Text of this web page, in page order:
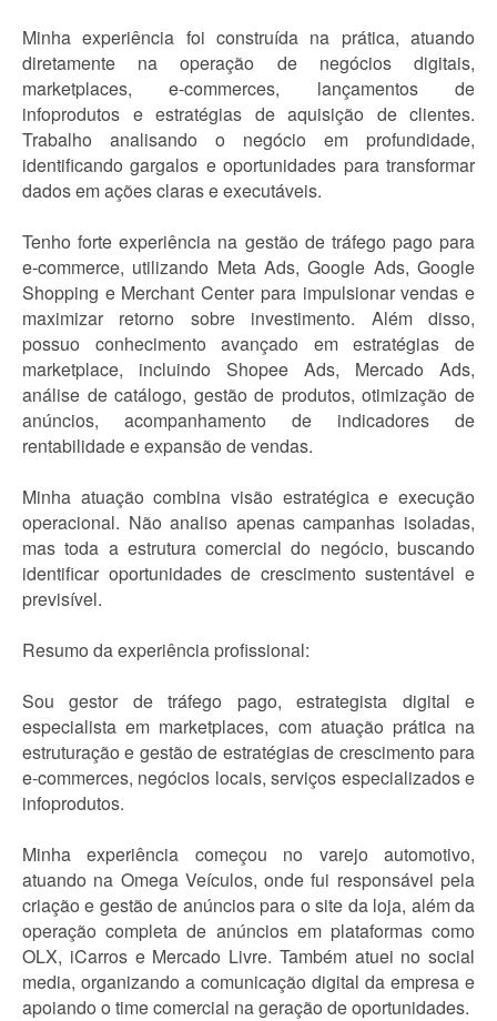
Minha experiência foi construída na prática, atuando
diretamente na operação de negócios digitais,
marketplaces, e-commerces, lançamentos de
infoprodutos e estratégias de aquisição de clientes.
Trabalho analisando o negócio em profundidade,
identificando gargalos e oportunidades para transformar
dados em ações claras e executáveis.
Tenho forte experiência na gestão de tráfego pago para
e-commerce, utilizando Meta Ads, Google Ads, Google
Shopping e Merchant Center para impulsionar vendas e
maximizar retorno sobre investimento. Além disso,
possuo conhecimento avançado em estratégias de
marketplace, incluindo Shopee Ads, Mercado Ads,
análise de catálogo, gestão de produtos, otimização de
anúncios, acompanhamento de indicadores de
rentabilidade e expansão de vendas.
Minha atuação combina visão estratégica e execução
operacional. Não analiso apenas campanhas isoladas,
mas toda a estrutura comercial do negócio, buscando
identificar oportunidades de crescimento sustentável e
previsível.
Resumo da experiência profissional:
Sou gestor de tráfego pago, estrategista digital e
especialista em marketplaces, com atuação prática na
estruturação e gestão de estratégias de crescimento para
e-commerces, negócios locais, serviços especializados e
infoprodutos.
Minha experiência começou no varejo automotivo,
atuando na Omega Veículos, onde fui responsável pela
criação e gestão de anúncios para o site da loja, além da
operação completa de anúncios em plataformas como
OLX, iCarros e Mercado Livre. Também atuei no social
media, organizando a comunicação digital da empresa e
apoiando o time comercial na geração de oportunidades.